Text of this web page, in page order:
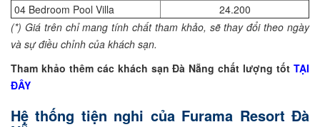
04 Bedroom Pool Villa
24.200
(*) Giá trên chỉ mang tính chất tham khảo, sẽ thay đổi theo ngày
và sự điều chỉnh của khách sạn.
Tham khảo thêm các khách sạn Đà Nẵng chất lượng tốt TẠI
ĐÂY
Hệ thống tiện nghi của Furama Resort Đà